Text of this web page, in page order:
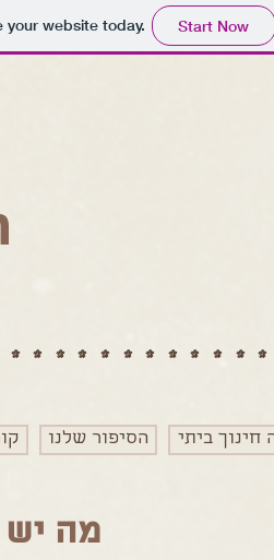
website today. Start Now
חינוך ביתי הסיפור שלנו
מה יש